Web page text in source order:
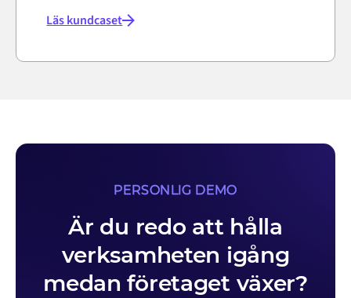
Läs kundcaset
PERSONLIG DEMO
Är du redo att hålla
verksamheten igång
medan företaget växer?